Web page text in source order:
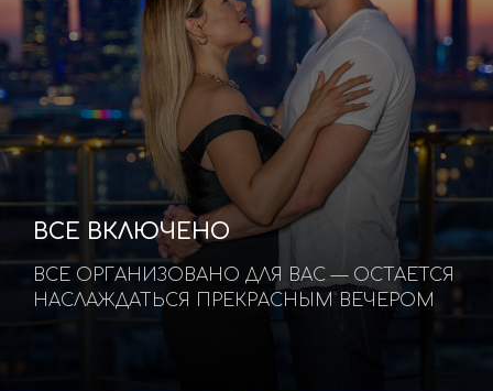
ВСЕ ВКЛЮЧЕНО
ВСЕ ОРГАНИЗОВАНО ДЛЯ ВАС — ОСТАЕТСЯ
НАСЛАЖДАТЬСЯ ПРЕКРАСНЫМ ВЕЧЕРОМ